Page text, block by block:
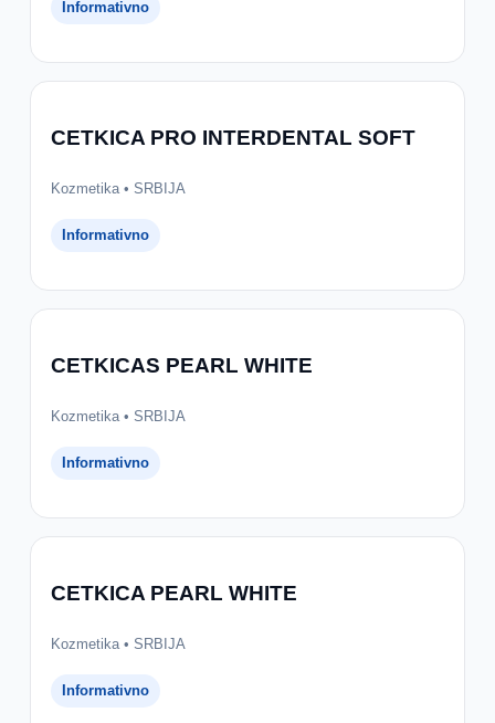
Informativno
CETKICA PRO INTERDENTAL SOFT
Kozmetika • SRBIJA
Informativno
CETKICAS PEARL WHITE
Kozmetika • SRBIJA
Informativno
CETKICA PEARL WHITE
Kozmetika • SRBIJA
Informativno